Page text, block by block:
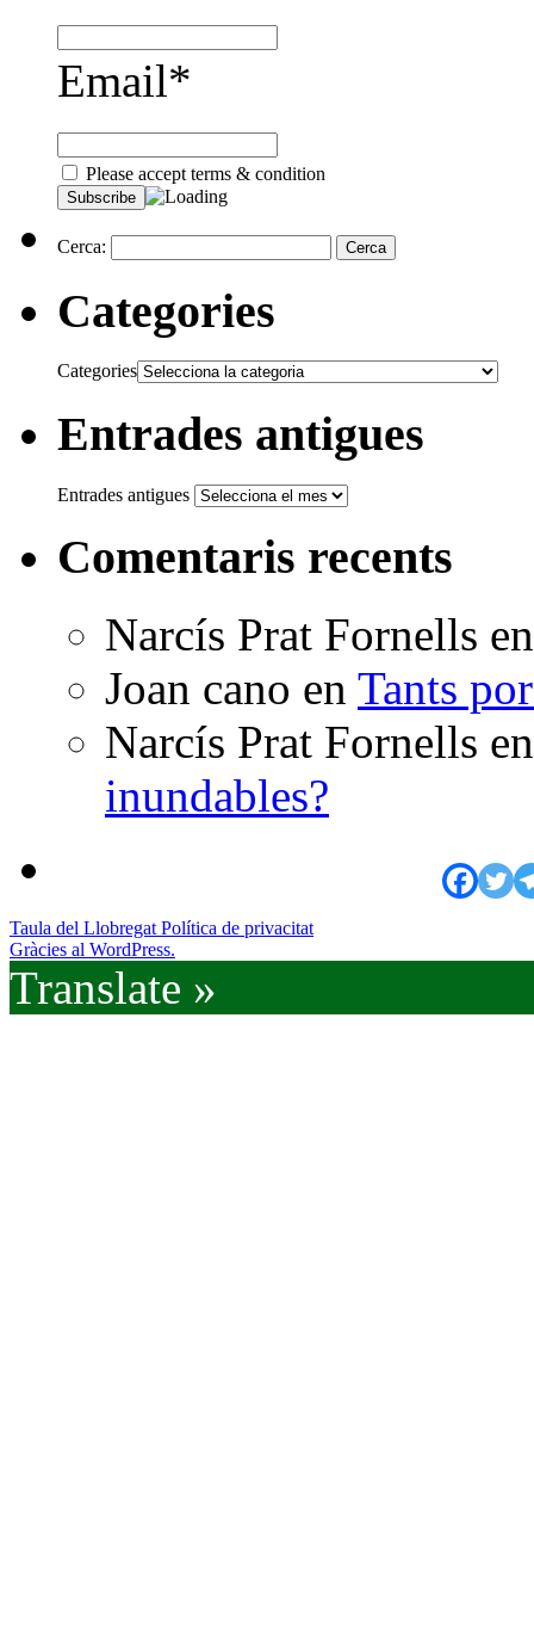
Email*
Please accept terms & condition
Cerca:
Categories
Categories
Entrades antigues
Entrades antigues
Comentaris recents
Narcís Prat Fornells
Joan cano en Tants
Narcís Prat Fornells
inundables?
Taula del Llobregat Política de privacitat
Gràcies al WordPress.
Translate »